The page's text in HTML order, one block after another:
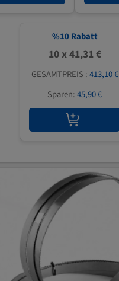
%10 Rabatt
10 x 41,31 €
GESAMTPREIS :413,10 €
Sparen:45,90 €